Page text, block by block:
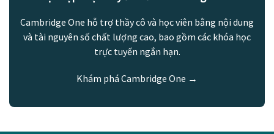
Cambridge One hỗ trợ thầy cô và học viên bằng nội dung
và tài nguyên số chất lượng cao, bao gồm các khóa học
trực tuyến ngắn hạn.
Khám phá Cambridge One →